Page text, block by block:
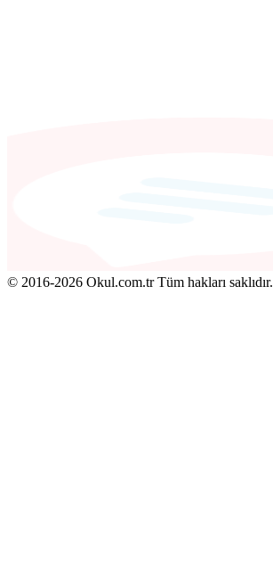
© 2016-2026 Okul.com.tr Tüm hakları saklıdır.